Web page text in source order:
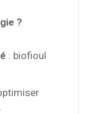
?
: biofioul